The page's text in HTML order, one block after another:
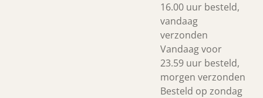
16.00 uur besteld,
vandaag
verzonden
Vandaag voor
23.59 uur besteld,
morgen verzonden
Besteld op zondag